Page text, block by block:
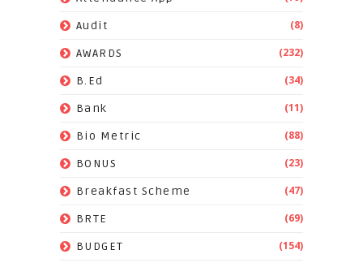
Audit (8)
AWARDS (232)
B.Ed (34)
Bank (11)
Bio Metric (88)
BONUS (23)
Breakfast Scheme (47)
BRTE (69)
BUDGET (154)